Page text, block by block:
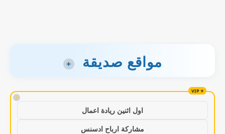
مواقع صديقة +
!
اول اثنين ريادة اعمال
مشاركة ارباح ادسنس